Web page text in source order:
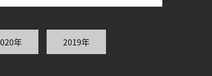
子研究所 (75) 環境学研究科 (67)
年 2019年